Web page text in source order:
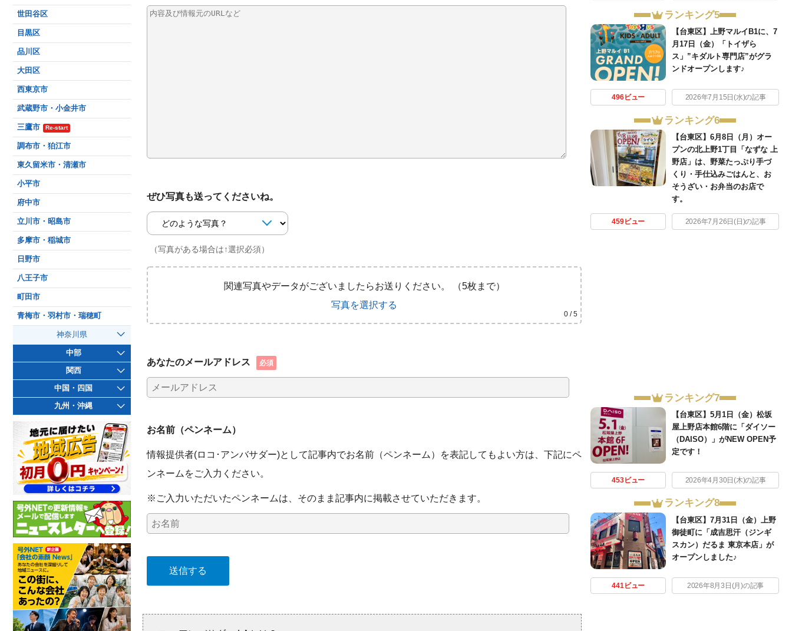
ぜひ写真も送ってくださいね。
（写真がある場合は↑選択必須）
関連写真やデータがございましたらお送りください。
（5枚まで）
写真を選択する
0 / 5
あなたのメールアドレス 必須
お名前（ペンネーム）
情報提供者(ロコ･アンバサダー)として記事内でお名前（ペンネーム）を表記してもよい方は、下記にペ
ンネームをご入力ください。
※ご入力いただいたペンネームは、そのまま記事内に掲載させていただきます。
ランキング5
【台東区】上野マルイB1に、7
月17日（金）「トイザら
ス」”キダルト専門店”がグラ
ンドオープンします♪
496ビュー 2026年7月15日(水)の記事
ランキング6
【台東区】6月8日（月）オー
プンの北上野1丁目「なずな 上
野店」は、野菜たっぷり手づ
くり・手仕込みごはんと、お
そうざい・お弁当のお店で
す。
459ビュー 2026年7月26日(日)の記事
ランキング7
【台東区】5月1日（金）松坂
屋上野店本館6階に「ダイソー
（DAISO）」がNEW OPEN予
定です！
453ビュー 2026年4月30日(木)の記事
ランキング8
【台東区】7月31日（金）上野
御徒町に「成吉思汗（ジンギ
スカン）だるま 東京本店」が
オープンしました♪
441ビュー 2026年8月3日(月)の記事
世田谷区
目黒区
品川区
大田区
西東京市
武蔵野市・小金井市
三鷹市 Re-start
調布市・狛江市
東久留米市・清瀬市
小平市
府中市
立川市・昭島市
多摩市・稲城市
日野市
八王子市
町田市
青梅市・羽村市・瑞穂町
神奈川県
中部
関西
中国・四国
九州・沖縄